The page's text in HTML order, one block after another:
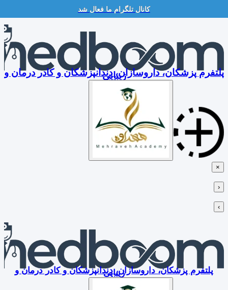
کانال تلگرام ما فعال شد
Skip
content
پلتفرم پزشکان، داروسازان، دندانپزشکان و کادر درمان و
زیبایی
×
‹
›
پلتفرم پزشکان، داروسازان، دندانپزشکان و کادر درمان و
زیبایی